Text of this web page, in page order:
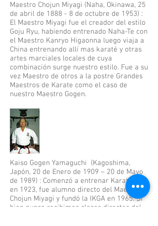
Maestro Chojun Miyagi (Naha, Okinawa, 25
de abril de 1888 - 8 de octubre de 1953) :
El Maestro Miyagi fue el creador del estilo
Goju Ryu, habiendo entrenado Naha-Te con
el Maestro Kanryo Higaonna luego viaja a
China entrenando allí mas karaté y otras
artes marciales locales de cuya
combinación surge nuestro estilo. Fue a su
vez Maestro de otros a la postre Grandes
Maestros de Karate como el caso de
nuestro Maestro Gogen.
Kaiso Gogen Yamaguchi (Kagoshima,
Japón, 20 de Enero de 1909 – 20 de Mayo
de 1989) : Comenzó a entrenar Karate-Do
en 1923, fue alumno directo del Maestro
Chojun Miyagi y fundó la IKGA en 1965. Si
bien nunca recibimos clases directas del